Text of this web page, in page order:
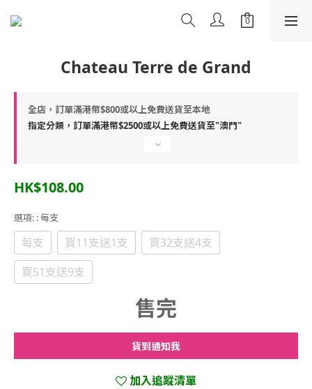
Chateau Terre de Grand
全店，訂單滿港幣$800或以上免費送貨至本地
指定分類，訂單滿港幣$2500或以上免費送貨至"澳門"
HK$108.00
選項: : 每支
每支 買11支送1支
買32支送4支
買51支送9支
售完
貨到通知我
加入追蹤清單